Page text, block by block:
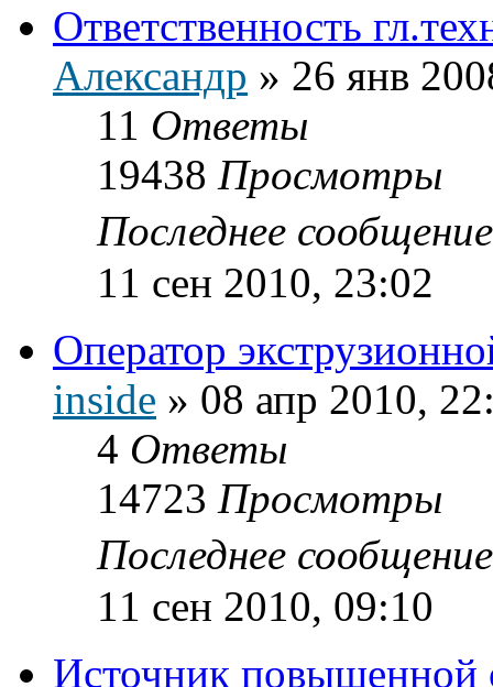
Ответственность
Александр » 26 янв
11 Ответы
19438 Просмотры
Последнее
11 сен 2010, 23:02
Оператор
inside » 08 апр 2010,
4 Ответы
14723 Просмотры
Последнее
11 сен 2010, 09:10
Источник повышенной